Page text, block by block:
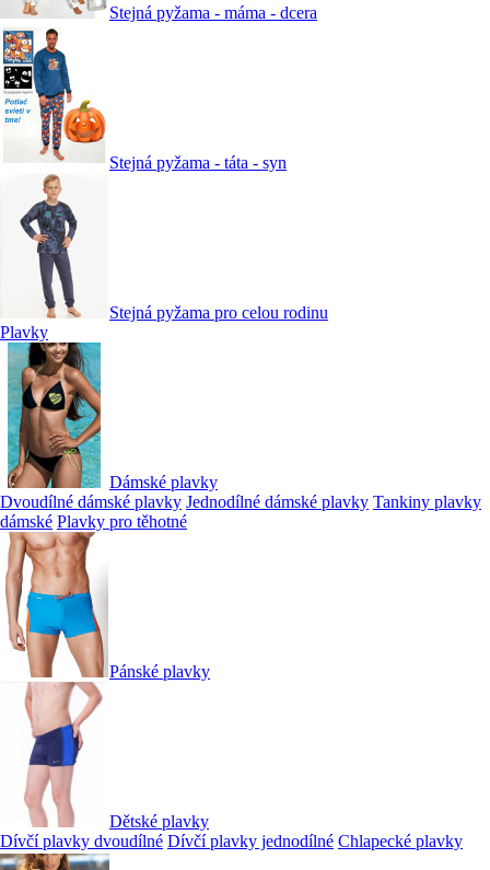
Stejná pyžama - máma - dcera
Stejná pyžama - táta - syn
Stejná pyžama pro celou rodinu
Plavky
Dámské plavky
Dvoudílné dámské plavky Jednodílné dámské plavky Tankiny plavky
dámské Plavky pro těhotné
Pánské plavky
Dětské plavky
Dívčí plavky dvoudílné Dívčí plavky jednodílné Chlapecké plavky